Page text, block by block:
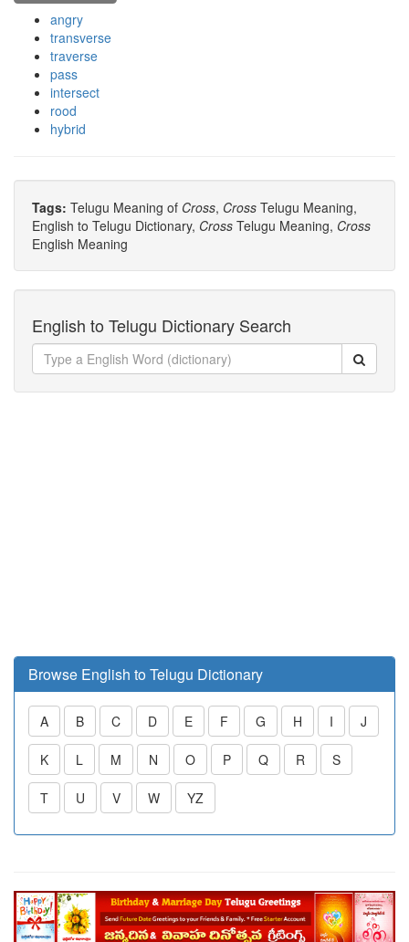
angry
transverse
traverse
pass
intersect
rood
hybrid
Tags: Telugu Meaning of Cross, Cross Telugu Meaning,
English to Telugu Dictionary, Cross Telugu Meaning, Cross
English Meaning
English to Telugu Dictionary Search
Browse English to Telugu Dictionary
A B C D E F G H I J
K L M N O P Q R S
T U V W YZ